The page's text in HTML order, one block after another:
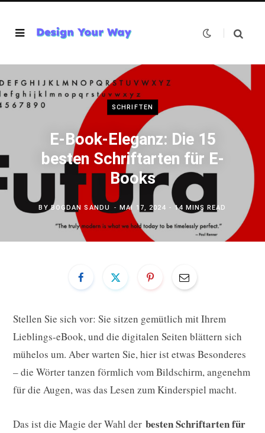
SCHRIFTEN
E-Book-Eleganz: Die 15
besten Schriftarten für E-
Books
BYBOGDAN SANDU MAI 17, 2024 14 MINS READ
Stellen Sie sich vor: Sie sitzen gemütlich mit Ihrem
Lieblings-eBook, und die digitalen Seiten blättern sich
mühelos um. Aber warten Sie, hier ist etwas Besonderes
– die Wörter tanzen förmlich vom Bildschirm, angenehm
für die Augen, was das Lesen zum Kinderspiel macht.
Das ist die Magie der Wahl der besten Schriftarten für